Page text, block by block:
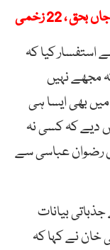
استفسار کیا کہ
مجھے نہیں
بھی ایسا ہی
دیے کہ کسی نہ
رضوان عباسی سے
بیانات
خان نے کہا کہ